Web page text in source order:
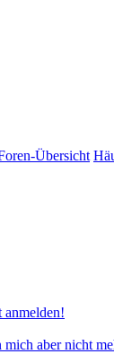
Übersicht
anmelden!
aber nicht